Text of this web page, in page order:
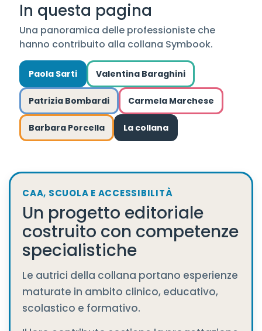
In questa pagina
Una panoramica delle professioniste che
hanno contribuito alla collana Symbook.
Paola Sarti Valentina Baraghini
Patrizia Bombardi Carmela Marchese
Barbara Porcella La collana
CAA, SCUOLA E ACCESSIBILITÀ
Un progetto editoriale
costruito con competenze
specialistiche
Le autrici della collana portano esperienze
maturate in ambito clinico, educativo,
scolastico e formativo.